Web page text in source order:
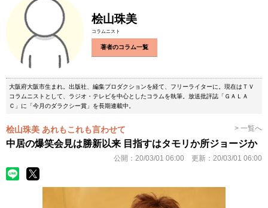
桧山珠美
コラムニスト
著者のコラム一覧
大阪府大阪市生まれ。出版社、編集プロダクションを経て、フリーライターに。現在はＴＶ
コラムニストとして、ラジオ・テレビを中心としたコラムを執筆。放送批評誌「ＧＡＬＡ
Ｃ」に「今月のダラクシー賞」を長期連載中。
桧山珠美 あれもこれも言わせて > 一覧へ
中居の爆笑会見は勝新以来 目指すはタモリか所ジョージか
公開： 20/03/01 06:00 更新： 20/03/01 06:00